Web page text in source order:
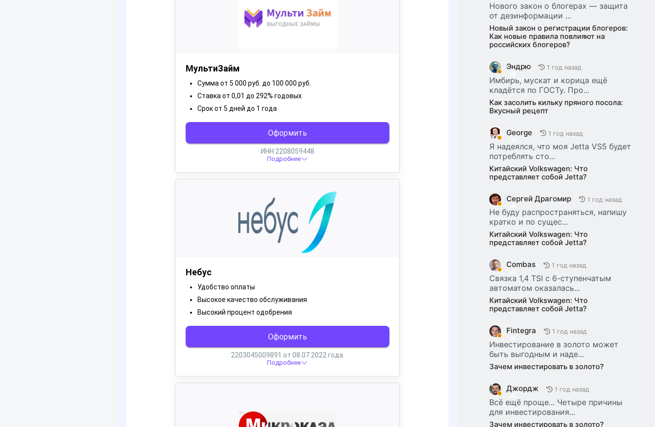
Нового закон о блогерах — защита
от дезинформации ...
Новый закон о регистрации блогеров:
Как новые правила повлияют на
российских блогеров?
Эндрю 1 год назад
Имбирь, мускат и корица ещё
кладётся по ГОСТу. Про...
Как засолить кильку пряного посола:
Вкусный рецепт
George 1 год назад
Я надеялся, что моя Jetta VS5 будет
потреблять сто...
Китайский Volkswagen: Что
представляет собой Jetta?
Сергей Драгомир 1 год назад
Не буду распространяться, напишу
кратко и по сущес...
Китайский Volkswagen: Что
представляет собой Jetta?
Combas 1 год назад
Связка 1,4 TSI с 6-ступенчатым
автоматом оказалась...
Китайский Volkswagen: Что
представляет собой Jetta?
Fintegra 1 год назад
Инвестирование в золото может
быть выгодным и наде...
Зачем инвестировать в золото?
Джордж 1 год назад
Всё ещё проще... Четыре причины
для инвестирования...
Зачем инвестировать в золото?